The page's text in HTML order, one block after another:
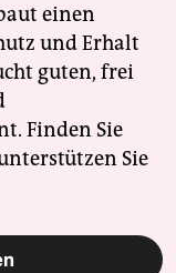
einen
und Erhalt
guten, frei
Finden Sie
Sie